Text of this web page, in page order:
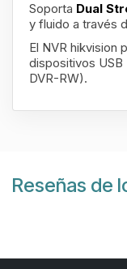
Soporta Dual
y fluido a través
El NVR hikvision
dispositivos
DVR-RW).
Reseñas de